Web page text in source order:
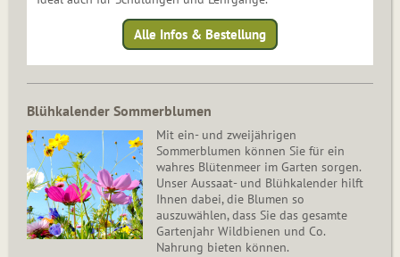
Alle Infos & Bestellung
Blühkalender Sommerblumen
Mit ein- und zweijährigen
Sommerblumen können Sie für ein
wahres Blütenmeer im Garten sorgen.
Unser Aussaat- und Blühkalender hilft
Ihnen dabei, die Blumen so
auszuwählen, dass Sie das gesamte
Gartenjahr Wildbienen und Co.
Nahrung bieten können.